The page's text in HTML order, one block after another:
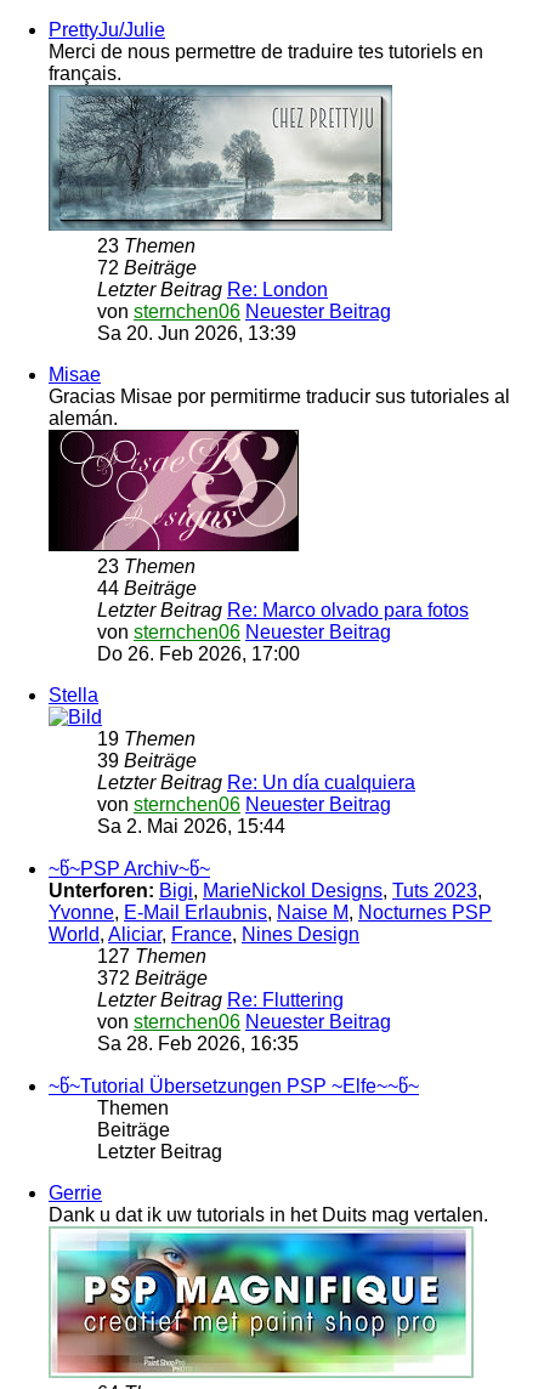
PrettyJu/Julie
Merci de nous permettre de traduire tes tutoriels en
français.
23 Themen
72 Beiträge
Letzter Beitrag Re: London
von sternchen06 Neuester Beitrag
Sa 20. Jun 2026, 13:39
Misae
Gracias Misae por permitirme traducir sus tutoriales al
alemán.
23 Themen
44 Beiträge
Letzter Beitrag Re: Marco olvado para fotos
von sternchen06 Neuester Beitrag
Do 26. Feb 2026, 17:00
Stella
19 Themen
39 Beiträge
Letzter Beitrag Re: Un día cualquiera
von sternchen06 Neuester Beitrag
Sa 2. Mai 2026, 15:44
~წ~PSP Archiv~წ~
Unterforen: Bigi, MarieNickol Designs, Tuts 2023,
Yvonne, E-Mail Erlaubnis, Naise M, Nocturnes PSP
World, Aliciar, France, Nines Design
127 Themen
372 Beiträge
Letzter Beitrag Re: Fluttering
von sternchen06 Neuester Beitrag
Sa 28. Feb 2026, 16:35
~წ~Tutorial Übersetzungen PSP ~Elfe~~წ~
Themen
Beiträge
Letzter Beitrag
Gerrie
Dank u dat ik uw tutorials in het Duits mag vertalen.